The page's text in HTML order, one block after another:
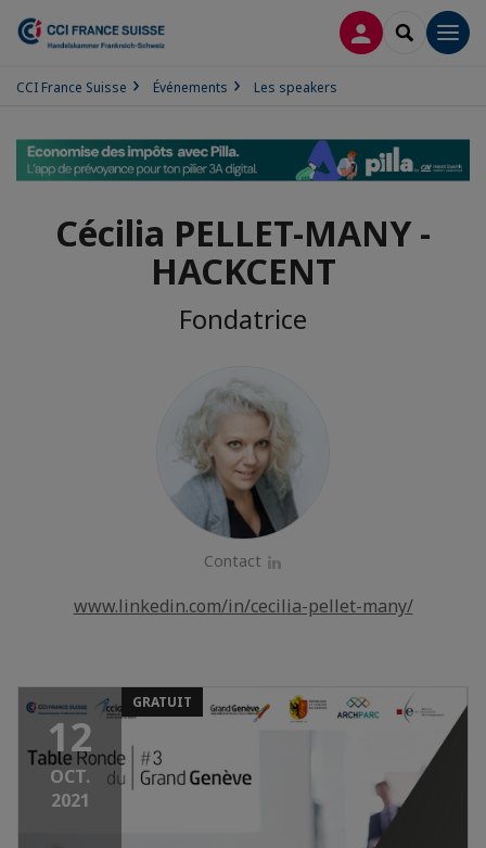
CONNEXION
CCI France Suisse Événements Les speakers
Cécilia PELLET-MANY -
HACKCENT
Fondatrice
Contact
www.linkedin.com/in/cecilia-pellet-many/
12
OCT.
2021
GRATUIT